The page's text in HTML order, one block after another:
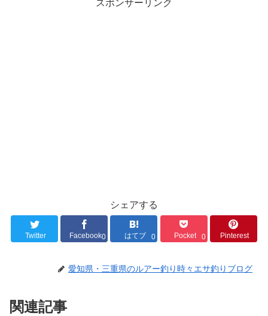
スポンサーリンク
シェアする
Twitter Facebook0 はてブ 0 Pocket 0 Pinterest
愛知県・三重県のルアー釣り時々エサ釣りブログ
関連記事